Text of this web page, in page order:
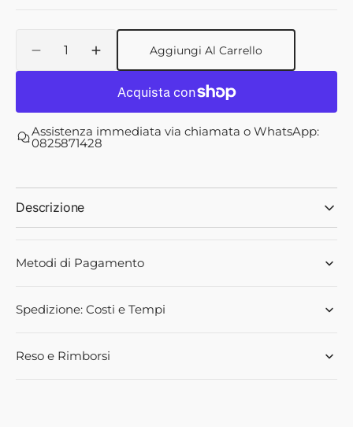
disponibile
Diminuisci
quantità
Patate
per
PT
65
75
-
Aumenta
quantità
Patate
per
PT
-
Aggiungi Al Carrello
Assistenza immediata via chiamata o WhatsApp:
0825871428
Descrizione
Metodi di Pagamento
Spedizione: Costi e Tempi
Reso e Rimborsi